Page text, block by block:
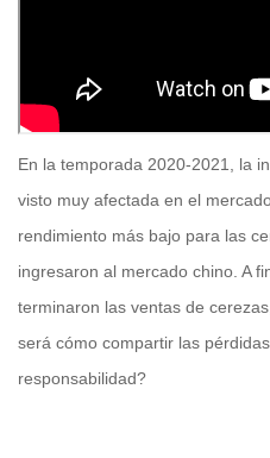
En la temporada 2020-2021, la
visto muy afectada en el
rendimiento más bajo para las
ingresaron al mercado chino. A
terminaron las ventas de
será cómo compartir las
responsabilidad?